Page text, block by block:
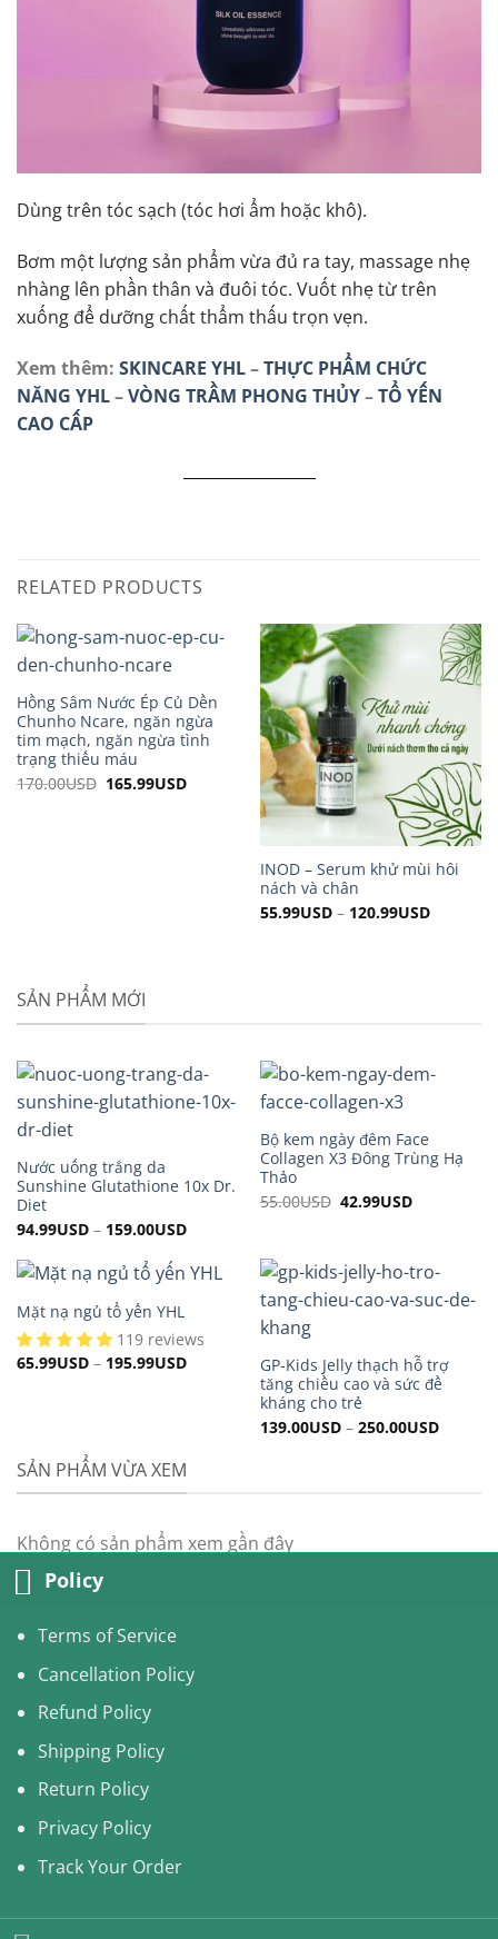
Dùng trên tóc sạch (tóc hơi ẩm hoặc khô).
Bơm một lượng sản phẩm vừa đủ ra tay, massage nhẹ
nhàng lên phần thân và đuôi tóc. Vuốt nhẹ từ trên
xuống để dưỡng chất thẩm thấu trọn vẹn.
Xem thêm: SKINCARE YHL–THỰC PHẨM CHỨC
NĂNG YHL–VÒNG TRẦM PHONG THỦY–TỔ YẾN
CAO CẤP
RELATED PRODUCTS
Hồng Sâm Nước Ép Củ Dền
Chunho Ncare, ngăn ngừa
tim mạch, ngăn ngừa tình
trạng thiếu máu
170.00USD Original
165.99USDCurrent
165.99USD.
INOD – Serum khử mùi hôi
nách và chân
55.99USD– 120.99USD
SẢN PHẨM MỚI
Nước uống trắng da
Sunshine Glutathione 10x Dr.
Diet
94.99USD– 159.00USD
Bộ kem ngày đêm Face
Collagen X3 Đông Trùng Hạ
Thảo
55.00USD Original
42.99USDCurrent
Mặt nạ ngủ tổ yến YHL
119 reviews
65.99USD– 195.99USD
GP-Kids Jelly thạch hỗ trợ
tăng chiều cao và sức đề
kháng cho trẻ
139.00USD– 250.00USD
SẢN PHẨM VỪA XEM
Không có sản phẩm xem gần đây
Policy
Terms of Service
Cancellation Policy
Refund Policy
Shipping Policy
Return Policy
Privacy Policy
Track Your Order